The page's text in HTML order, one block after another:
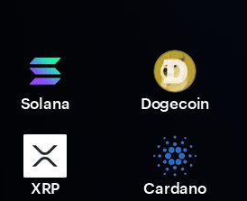
Solana Dogecoin
XRP Cardano